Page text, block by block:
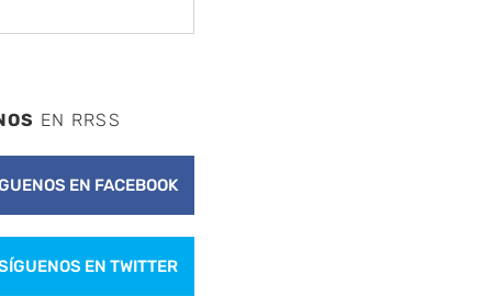
EN RRSS
EN FACEBOOK
EN TWITTER